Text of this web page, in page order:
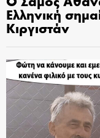
Ελληνική
Κιργιστάν